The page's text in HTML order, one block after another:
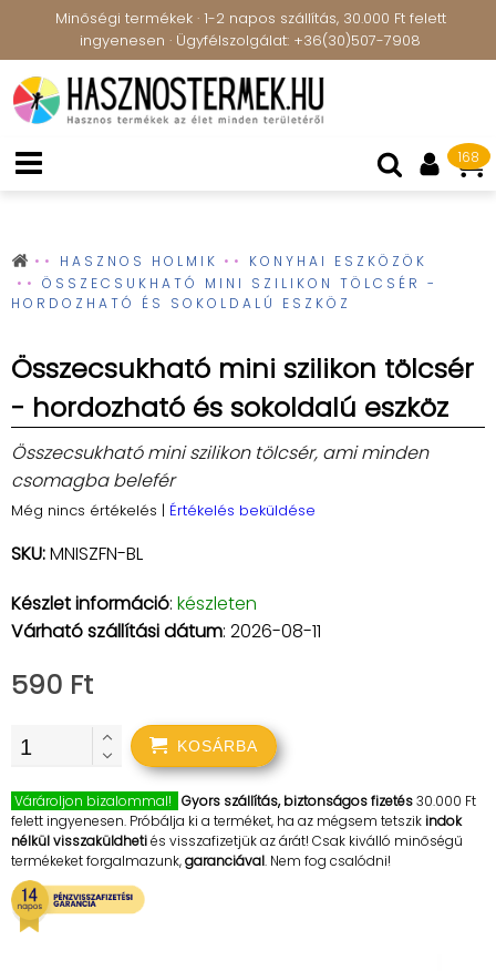
Minőségi termékek · 1-2 napos szállítás, 30.000 Ft felett
ingyenesen · Ügyfélszolgálat: +36(30)507-7908
168
HASZNOS HOLMIK
KONYHAI ESZKÖZÖK
ÖSSZECSUKHATÓ MINI SZILIKON TÖLCSÉR -
HORDOZHATÓ ÉS SOKOLDALÚ ESZKÖZ
Összecsukható mini szilikon tölcsér
- hordozható és sokoldalú eszköz
Összecsukható mini szilikon tölcsér, ami minden
csomagba belefér
Még nincs értékelés | Értékelés beküldése
SKU:MNISZFN-BL
Készlet információ: készleten
Várható szállítási dátum: 2026-08-11
590 Ft
KOSÁRBA
Várároljon bizalommal! Gyors szállítás, biztonságos fizetés30.000 Ft
felett ingyenesen. Próbálja ki a terméket, ha az mégsem tetszikindok
nélkül visszaküldhetiés visszafizetjük az árát! Csak kiválló minőségű
termékeket forgalmazunk,garanciával. Nem fog csalódni!